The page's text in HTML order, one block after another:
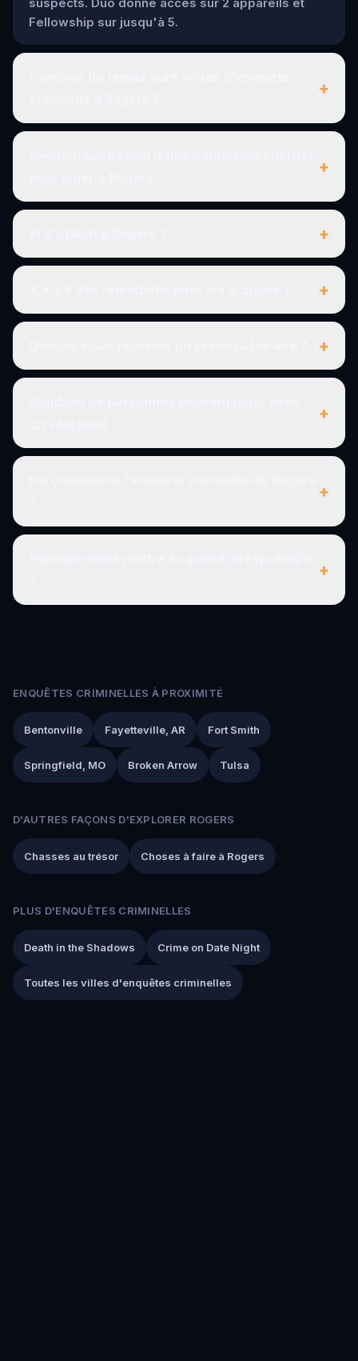
Fellowship sur jusqu'à 5.
+
+
+
+
+
+
+
+
ENQUÊTES CRIMINELLES À PROXIMITÉ
Bentonville Fayetteville, AR Fort Smith
Springfield, MO Broken Arrow Tulsa
D'AUTRES FAÇONS D'EXPLORER ROGERS
Chasses au trésor Choses à faire à Rogers
PLUS D'ENQUÊTES CRIMINELLES
Death in the Shadows Crime on Date Night
Toutes les villes d'enquêtes criminelles